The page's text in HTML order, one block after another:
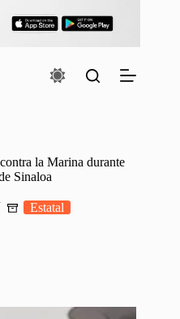
la Marina durante
Sinaloa
Estatal